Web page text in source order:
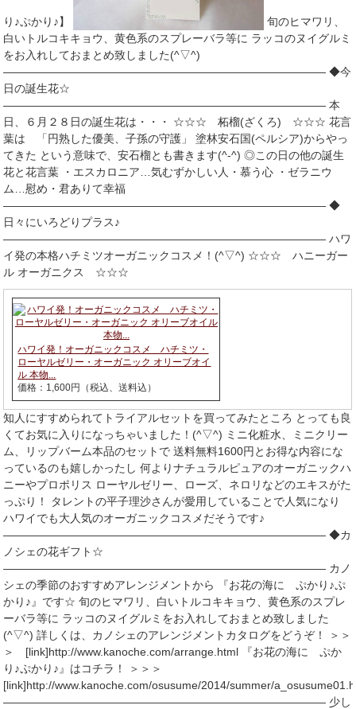
り♪ぷかり♪】
旬のヒマワリ、
白いトルコキキョウ、黄色系のスプレーバラ等に ラッコのヌイグルミ
をお入れしておまとめ致しました(^▽^)
――――――――――――――――――――――――――――― ◆今
日の誕生花☆
――――――――――――――――――――――――――――― 本
日、６月２８日の誕生花は・・・ ☆☆☆ 柘榴(ざくろ) ☆☆☆ 花言
葉は 「円熟した優美、子孫の守護」 塗林安石国(ペルシア)からやっ
てきた という意味で、安石榴とも書きます(^-^) ◎この日の他の誕生
花と花言葉 ・エスカロニア…気むずかしい人・慕う心 ・ゼラニウ
ム…慰め・君ありて幸福
――――――――――――――――――――――――――――― ◆
日々にいろどりプラス♪
――――――――――――――――――――――――――――― ハワ
イ発の本格ハチミツオーガニックコスメ！(^▽^) ☆☆☆ ハニーガー
ル オーガニクス ☆☆☆
ハワイ発！オーガニックコスメ ハチミツ・
ローヤルゼリー・オーガニック オリーブオイ
ル 本物...
価格：1,600円（税込、送料込）
知人にすすめられてトライアルセットを買ってみたところ とっても良
くてお気に入りになっちゃいました！(^▽^) ミニ化粧水、ミニクリー
ム、リップバーム本品のセットで 送料無料1600円とお得な内容にな
っているのも嬉しかったし 何よりナチュラルピュアのオーガニックハ
ニーやプロポリス ローヤルゼリー、ローズ、ネロリなどのエキスがた
っぷり！ タレントの平子理沙さんが愛用していることで人気になり
ハワイでも大人気のオーガニックコスメだそうです♪
――――――――――――――――――――――――――――― ◆カ
ノシェの花ギフト☆
――――――――――――――――――――――――――――― カノ
シェの季節のおすすめアレンジメントから 『お花の海に ぷかり♪ぷ
かり♪』です☆ 旬のヒマワリ、白いトルコキキョウ、黄色系のスプレ
ーバラ等に ラッコのヌイグルミをお入れしておまとめ致しました
(^▽^) 詳しくは、カノシェのアレンジメントカタログをどうぞ！ ＞＞
＞ [link]http://www.kanoche.com/arrange.html 『お花の海に ぷか
り♪ぷかり♪』はコチラ！ ＞＞＞
[link]http://www.kanoche.com/osusume/2014/summer/
――――――――――――――――――――――――――――― 少し